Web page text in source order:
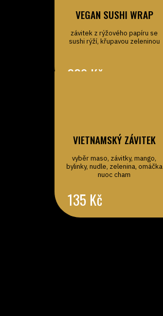
VEGAN SUSHI WRAP
závitek z rýžového papíru se
sushi rýží, křupavou zeleninou
229 Kč
VIETNAMSKÝ ZÁVITEK
vyběr maso, závitky, mango,
bylinky, nudle, zelenina, omáčka
nuoc cham
135 Kč